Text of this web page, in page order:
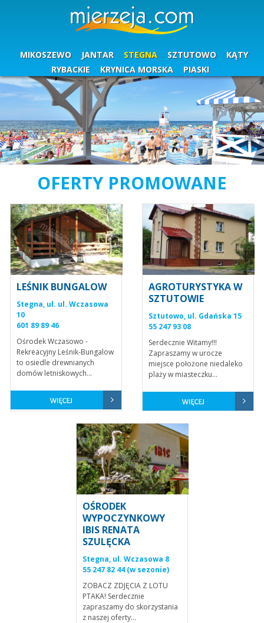
MIKOSZEWO JANTAR STEGNA SZTUTOWO
KĄTY
RYBACKIE
KRYNICA MORSKA PIASKI
OFERTY PROMOWANE
LEŚNIK BUNGALOW
Stegna, ul. ul. Wczasowa
10
601 89 89 46
Ośrodek Wczasowo -
Rekreacyjny Leśnik-Bungalow
to osiedle drewnianych
domów letniskowych...
AGROTURYSTYKA W
SZTUTOWIE
Sztutowo, ul. Gdańska 15
55 247 93 08
Serdecznie Witamy!!!
Zapraszamy w urocze
miejsce położone niedaleko
plaży w miasteczku...
OŚRODEK
WYPOCZYNKOWY
IBIS RENATA
SZULĘCKA
Stegna, ul. Wczasowa 8
55 247 82 44 (w sezonie)
ZOBACZ ZDJĘCIA Z LOTU
PTAKA! Serdecznie
zapraszamy do skorzystania
z naszej oferty...